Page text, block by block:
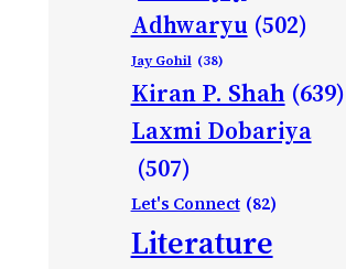
Adhwaryu (502)
Jay Gohil (38)
Kiran P. Shah (639)
Laxmi Dobariya
(507)
Let's Connect (82)
Literature